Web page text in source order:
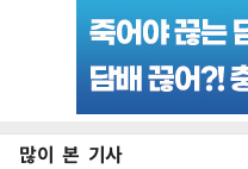
많이 본 기사